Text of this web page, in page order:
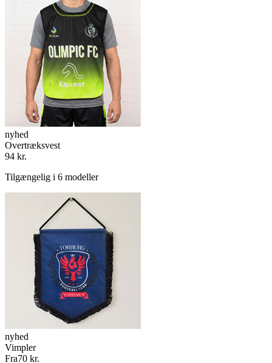
nyhed
Overtræksvest
94 kr.
Tilgængelig i 6 modeller
nyhed
Vimpler
Fra70 kr.